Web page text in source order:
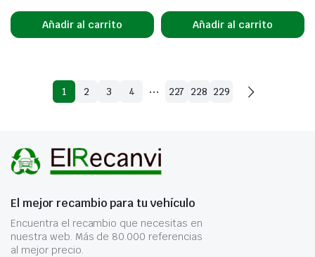
Añadir al carrito Añadir al carrito
1 2 3 4 … 227 228 229
El mejor recambio para tu vehículo
Encuentra el recambio que necesitas en
nuestra web. Más de 80.000 referencias
al mejor precio.